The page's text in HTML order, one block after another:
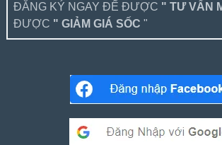
ĐĂNG KÝ NGAY ĐỂ ĐƯỢC " TƯ VẤN
ĐƯỢC " GIẢM GIÁ SỐC "